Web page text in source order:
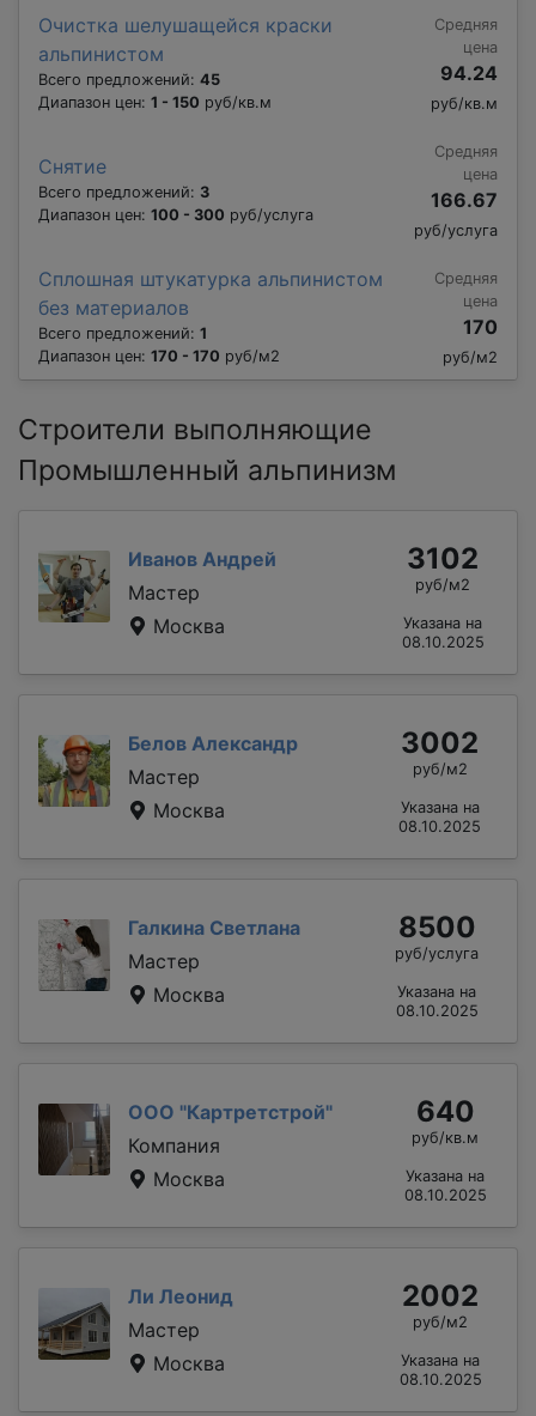
Очистка шелушащейся краски
альпинистом
Всего предложений: 45
Диапазон цен: 1 - 150 руб/кв.м
Средняя
цена
94.24
руб/кв.м
Снятие
Всего предложений: 3
Диапазон цен: 100 - 300 руб/услуга
Средняя
цена
166.67
руб/услуга
Сплошная штукатурка альпинистом
без материалов
Всего предложений: 1
Диапазон цен: 170 - 170 руб/м2
Средняя
цена
170
руб/м2
Строители выполняющие
Промышленный альпинизм
Иванов Андрей
Мастер
Москва
3102
руб/м2
Указана на
08.10.2025
Белов Александр
Мастер
Москва
3002
руб/м2
Указана на
08.10.2025
Галкина Светлана
Мастер
Москва
8500
руб/услуга
Указана на
08.10.2025
ООО "Картретстрой"
Компания
Москва
640
руб/кв.м
Указана на
08.10.2025
Ли Леонид
Мастер
Москва
2002
руб/м2
Указана на
08.10.2025